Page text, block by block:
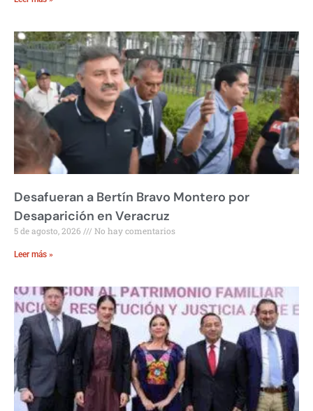
Desafueran a Bertín Bravo Montero por
Desaparición en Veracruz
5 de agosto, 2026 No hay comentarios
Leer más »